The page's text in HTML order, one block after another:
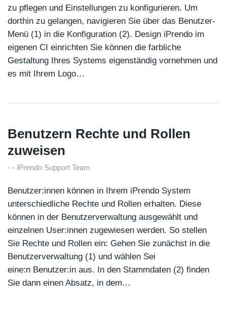
zu pflegen und Einstellungen zu konfigurieren. Um
dorthin zu gelangen, navigieren Sie über das Benutzer-
Menü (1) in die Konfiguration (2). Design iPrendo im
eigenen CI einrichten Sie können die farbliche
Gestaltung Ihres Systems eigenständig vornehmen und
es mit Ihrem Logo…
Benutzern Rechte und Rollen
zuweisen
iPrendo Support Team
Benutzer:innen können in Ihrem iPrendo System
unterschiedliche Rechte und Rollen erhalten. Diese
können in der Benutzerverwaltung ausgewählt und
einzelnen User:innen zugewiesen werden. So stellen
Sie Rechte und Rollen ein: Gehen Sie zunächst in die
Benutzerverwaltung (1) und wählen Sei
eine:n Benutzer:in aus. In den Stammdaten (2) finden
Sie dann einen Absatz, in dem…